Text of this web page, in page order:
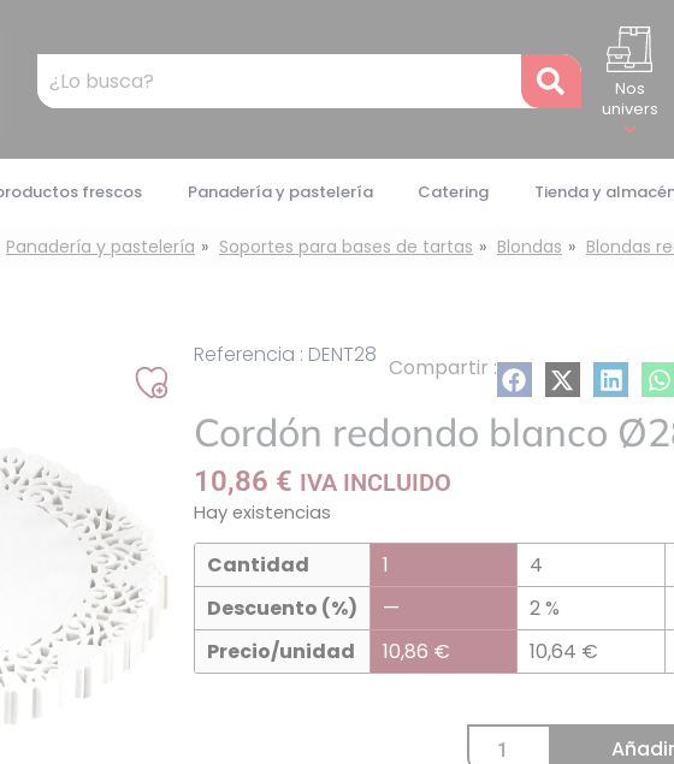
Mots
clés
Nos
univers
frescos Panadería y pastelería Catering Tienda y
Panadería y pastelería Soportes para bases de tartas Blondas Blondas
Añadir
Referencia : DENT28 Compartir :
Cordón redondo blanco
10,86 € IVA INCLUIDO
Hay existencias
Cantidad
Descuento (%)
Precio/unidad
1
—
10,86 €
4
2 %
10,64 €